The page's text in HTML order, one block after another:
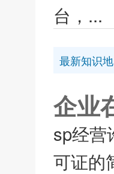
台，...
最新知识
企业
sp经营
可证的